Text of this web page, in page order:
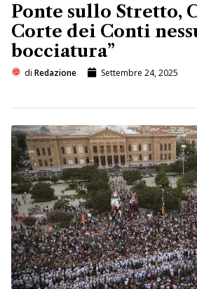
Ponte sullo Stretto,
Corte dei Conti
bocciatura”
di Redazione Settembre 24, 2025